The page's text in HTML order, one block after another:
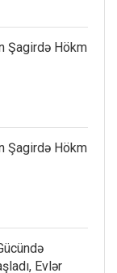
Şagirdə Hökm
Şagirdə Hökm
Evlər